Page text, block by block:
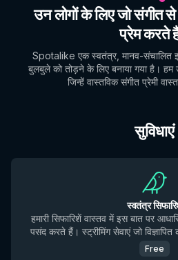
उन लोगों के लिए जो संगीत
प्रेम करते
Spotalike एक स्वतंत्र, मानव-संचालित
बुलबुले को तोड़ने के लिए बनाया गया है।
जिन्हें वास्तविक संगीत प्रेमी
सुविधाएं
स्वतंत्र
हमारी सिफारिशें वास्तव में इस बात पर
पसंद करते हैं। स्ट्रीमिंग सेवाएं जो
Free